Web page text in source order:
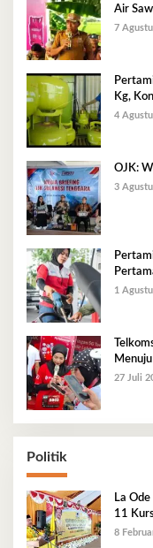
Air
Kg
7
Kg,
4
OJK:
3
1
27 Juli
Politik
La
11
8